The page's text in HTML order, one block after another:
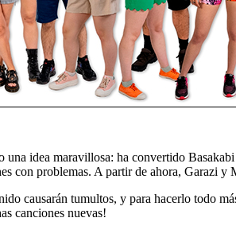
una idea maravillosa: ha convertido
con problemas. A partir de ahora, Garazi
causarán tumultos, y para hacerlo todo
canciones nuevas!